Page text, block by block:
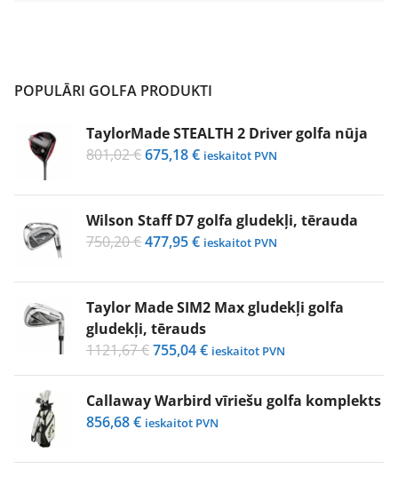
POPULĀRI GOLFA PRODUKTI
TaylorMade STEALTH 2 Driver golfa nūja
801,02€Original
was:
801,02 €.
675,18€Current
is:
675,18 €.
ieskaitot PVN
Wilson Staff D7 golfa gludekļi, tērauda
750,20€Original
was:
750,20 €.
477,95€Current
is:
477,95 €.
ieskaitot PVN
Taylor Made SIM2 Max gludekļi golfa
gludekļi, tērauds
1121,67€Original
price
was:
755,04€Current
price
is:
ieskaitot PVN
Callaway Warbird vīriešu golfa komplekts
856,68€ ieskaitot PVN